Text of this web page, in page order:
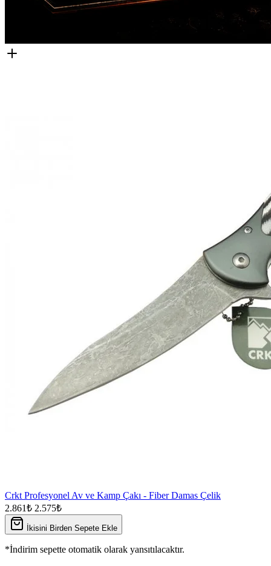
Crkt Profesyonel Av ve Kamp Çakı - Fiber Damas Çelik
2.861₺ 2.575₺
İkisini Birden Sepete Ekle
*İndirim sepette otomatik olarak yansıtılacaktır.